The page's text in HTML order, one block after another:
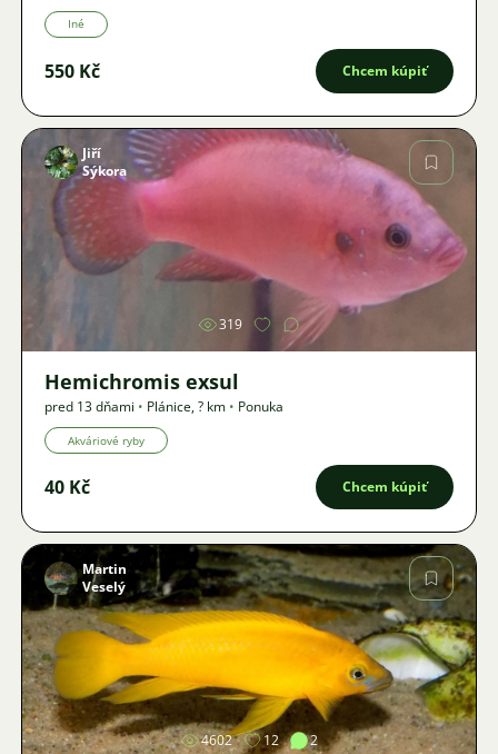
Iné
550 Kč Chcem kúpiť
Obrázok
Jiří
Sýkora
319
Hemichromis exsul
pred 13 dňami • Plánice,? km • Ponuka
Akváriové ryby
40 Kč Chcem kúpiť
Obrázok
Martin
Veselý
4602 12 2